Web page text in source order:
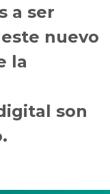
a ser
nuevo
la
son